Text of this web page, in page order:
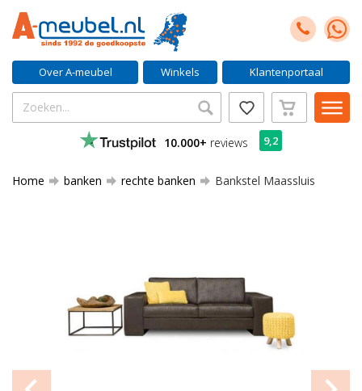
Over A-meubel Winkels Klantenportaal
10.000+ reviews 9,2
Home banken rechte banken Bankstel Maassluis